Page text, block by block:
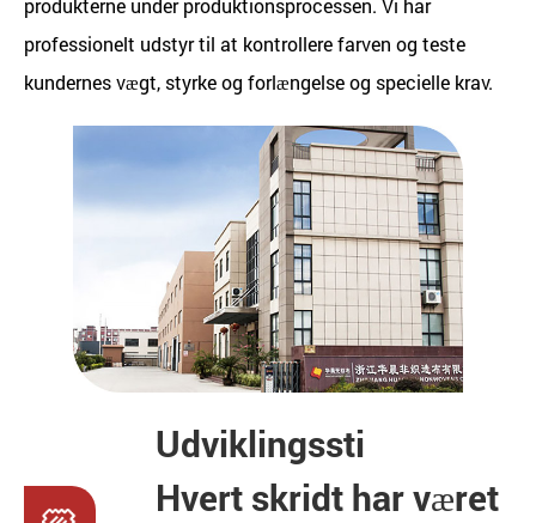
produkterne under produktionsprocessen. Vi har
professionelt udstyr til at kontrollere farven og teste
kundernes vægt, styrke og forlængelse og specielle krav.
Udviklingssti
Hvert skridt har været